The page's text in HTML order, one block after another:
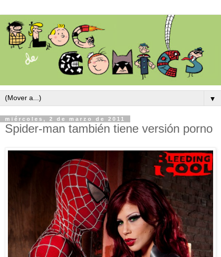
▼
miércoles, 2 de marzo de 2011
Spider-man también tiene versión porno